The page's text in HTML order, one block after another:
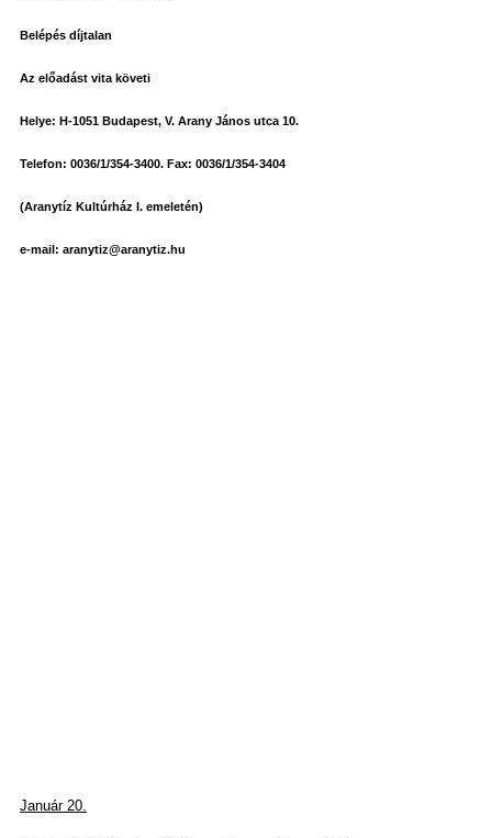
Belépés díjtalan
Az előadást vita követi
Helye: H-1051 Budapest, V. Arany János utca 10.
Telefon: 0036/1/354-3400. Fax: 0036/1/354-3404
(Aranytíz Kultúrház I. emeletén)
e-mail: aranytiz@aranytiz.hu
Január 20.